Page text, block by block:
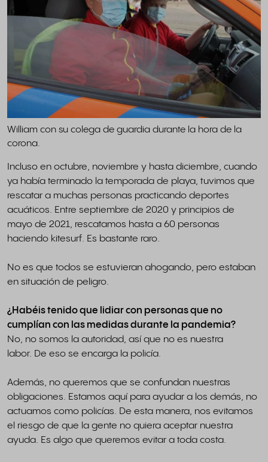
William con su colega de guardia durante la hora de la
corona.
Incluso en octubre, noviembre y hasta diciembre, cuando
ya había terminado la temporada de playa, tuvimos que
rescatar a muchas personas practicando deportes
acuáticos. Entre septiembre de 2020 y principios de
mayo de 2021, rescatamos hasta a 60 personas
haciendo kitesurf. Es bastante raro.
No es que todos se estuvieran ahogando, pero estaban
en situación de peligro.
¿Habéis tenido que lidiar con personas que no
cumplían con las medidas durante la pandemia?
No, no somos la autoridad, así que no es nuestra
labor. De eso se encarga la policía.
Además, no queremos que se confundan nuestras
obligaciones. Estamos aquí para ayudar a los demás, no
actuamos como policías. De esta manera, nos evitamos
el riesgo de que la gente no quiera aceptar nuestra
ayuda. Es algo que queremos evitar a toda costa.